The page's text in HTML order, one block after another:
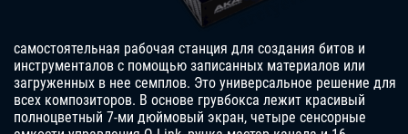
самостоятельная рабочая станция для создания битов и
инструменталов с помощью записанных материалов или
загруженных в нее семплов. Это универсальное решение для
всех композиторов. В основе грувбокса лежит красивый
полноцветный 7-ми дюймовый экран, четыре сенсорные